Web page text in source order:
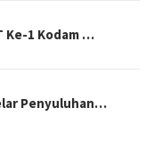
Ke-1 Kodam …
Penyuluhan…